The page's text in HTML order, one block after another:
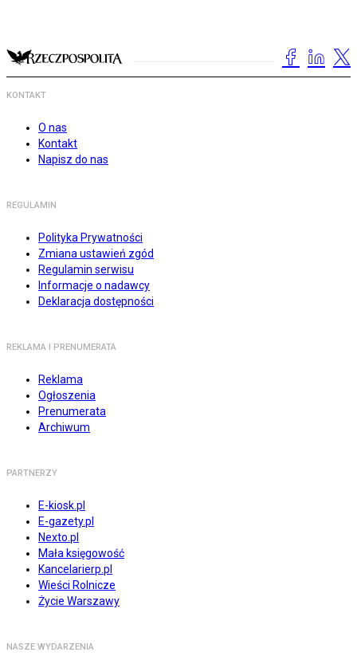
KONTAKT
O nas
Kontakt
Napisz do nas
REGULAMIN
Polityka Prywatności
Zmiana ustawień zgód
Regulamin serwisu
Informacje o nadawcy
Deklaracja dostępności
REKLAMA I PRENUMERATA
Reklama
Ogłoszenia
Prenumerata
Archiwum
PARTNERZY
E-kiosk.pl
E-gazety.pl
Nexto.pl
Mała księgowość
Kancelarierp.pl
Wieści Rolnicze
Życie Warszawy
NASZE WYDARZENIA